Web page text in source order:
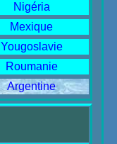
Nigéria
Mexique
Yougoslavie
Roumanie
Argentine